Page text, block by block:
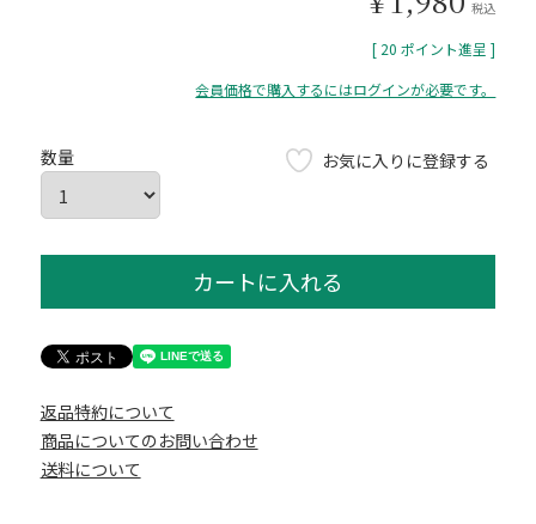
税込
[ 20 ポイント進呈 ]
会員価格で購入するにはログインが必要です。
お気に入りに登録する
カートに入れる
返品特約について
商品についてのお問い合わせ
送料について